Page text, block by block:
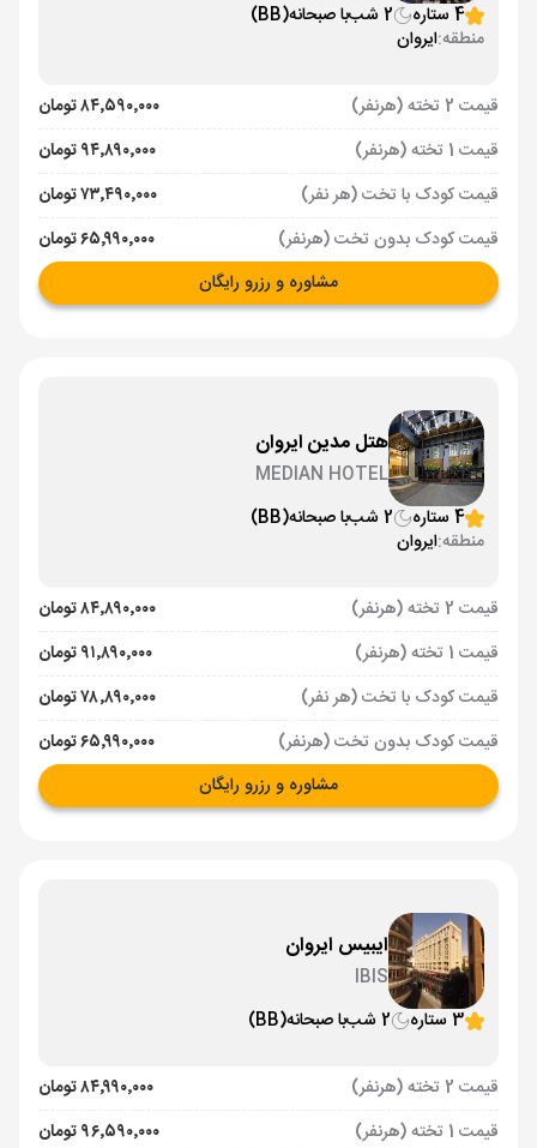
4 ستاره
2 شب با صبحانه(BB)
منطقه:ایروان
قیمت 2 تخته (هرنفر)
۸۴٬۵۹۰٬۰۰۰ تومان
قیمت 1 تخته (هرنفر)
۹۴٬۸۹۰٬۰۰۰ تومان
قیمت کودک با تخت (هر نفر)
۷۳٬۴۹۰٬۰۰۰ تومان
قیمت کودک بدون تخت (هرنفر)
۶۵٬۹۹۰٬۰۰۰ تومان
مشاوره و رزرو رایگان
هتل مدین ایروان
MEDIAN HOTEL
4 ستاره
2 شب با صبحانه(BB)
منطقه:ایروان
قیمت 2 تخته (هرنفر)
۸۴٬۸۹۰٬۰۰۰ تومان
قیمت 1 تخته (هرنفر)
۹۱٬۸۹۰٬۰۰۰ تومان
قیمت کودک با تخت (هر نفر)
۷۸٬۸۹۰٬۰۰۰ تومان
قیمت کودک بدون تخت (هرنفر)
۶۵٬۹۹۰٬۰۰۰ تومان
مشاوره و رزرو رایگان
ایبیس ایروان
IBIS
3 ستاره
2 شب با صبحانه(BB)
قیمت 2 تخته (هرنفر)
۸۴٬۹۹۰٬۰۰۰ تومان
قیمت 1 تخته (هرنفر)
۹۶٬۵۹۰٬۰۰۰ تومان